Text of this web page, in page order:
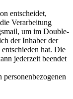
entscheidet,
Verarbeitung
um im Double-
der Inhaber der
hat. Die
jederzeit beendet